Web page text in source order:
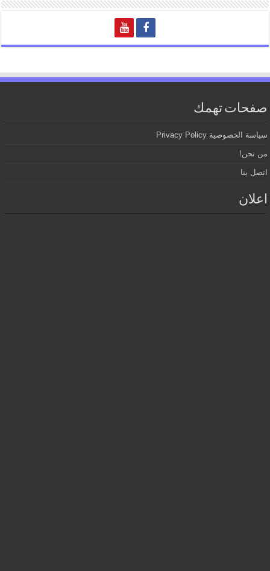
صفحات تهمك
سياسة الخصوصية Privacy Policy
من نحن!
اتصل بنا
اعلان